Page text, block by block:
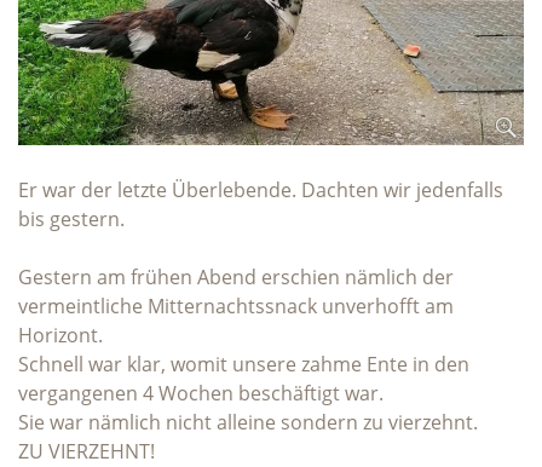
Er war der letzte Überlebende. Dachten wir jedenfalls
bis gestern.
Gestern am frühen Abend erschien nämlich der
vermeintliche Mitternachtssnack unverhofft am
Horizont.
Schnell war klar, womit unsere zahme Ente in den
vergangenen 4 Wochen beschäftigt war.
Sie war nämlich nicht alleine sondern zu vierzehnt.
ZU VIERZEHNT!